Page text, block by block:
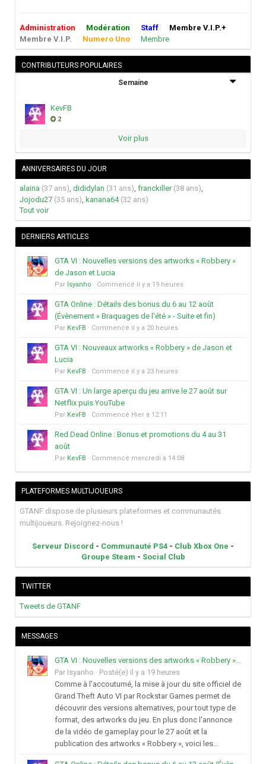
Administration Modération Staff
Membre V.I.P.+
Membre V.I.P.
Numero Uno Membre
CONTRIBUTEURS POPULAIRES
Semaine
KevFB
2
Voir plus
ANNIVERSAIRES DU JOUR
alaina (37 ans), dididylan (31 ans), franckiller (38 ans),
Jojodu27 (35 ans) kanana64 (32 ans)
Tout voir
DERNIERS ARTICLES
GTA VI : Nouvelles versions des artworks « Robbery »
de Jason et Lucia
Par Isyanho · Commencé il y a 19 heures
GTA Online : Détails des bonus du 6 au 12 août
(Évènement « Braquages de l'été » - Suite et fin)
Par KevFB · Commencé il y a 20 heures
GTA VI : Nouveaux artworks « Robbery » de Jason et
Lucia
Par KevFB · Commencé il y a 23 heures
GTA VI : Un large aperçu du jeu arrive le 27 août sur
Netflix puis YouTube
Par KevFB · Commencé Hier à 12:11
Red Dead Online : Bonus et promotions du 4 au 31
août
Par KevFB · Commencé mercredi à 14:08
PLATEFORMES MULTIJOUEURS
GTANF dispose de plusieurs plateformes et communautés
multijoueurs. Rejoignez-nous !
Serveur Discord - Communauté PS4 - Club Xbox One -
Groupe Steam - Social Club
TWITTER
Tweets de GTANF
MESSAGES
Par Isyanho · Posté(e) il y a 19 heures
Comme à l'accoutumé, la mise à jour du site officiel de
Grand Theft Auto VI par Rockstar Games permet de
découvrir des versions alternatives, pour tout type de
format, des artworks du jeu. En plus donc l'annonce
de la vidéo de gameplay pour le 27 août et la
publication des artworks « Robbery », voici les...